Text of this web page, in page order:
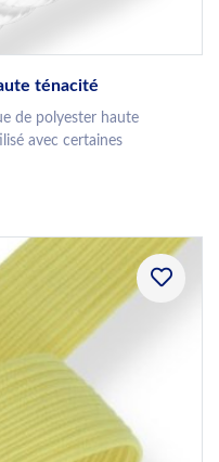
ténacité
de polyester haute
avec certaines